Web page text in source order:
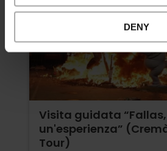
DENY
Visita guidata
un'esperienza”
Tour)